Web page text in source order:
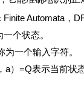
Automata，
个状态。
一个输入字符。
a） =Q表示当前状